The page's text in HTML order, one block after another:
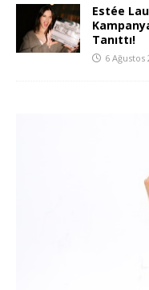
Estée
Tanıttı!
6 Ağustos